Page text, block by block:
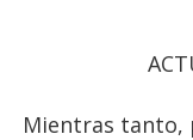
Mientras tanto,